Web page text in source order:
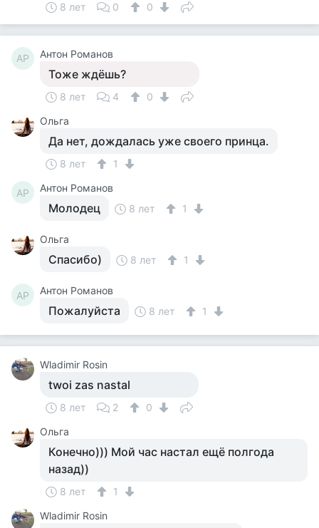
8 лет 0 0
АР Антон Романов
Тоже ждёшь?
8 лет 4
0
Ольга
Да нет, дождалась уже своего принца.
8 лет 1
АР Антон Романов
Молодец 8 лет 1
Ольга
Спасибо) 8 лет 1
АР Антон Романов
Пожалуйста 8 лет 1
Wladimir Rosin
twoi zas nastal
8 лет 2
0
Ольга
Конечно))) Мой час настал ещё полгода
назад))
8 лет
1
Wladimir Rosin